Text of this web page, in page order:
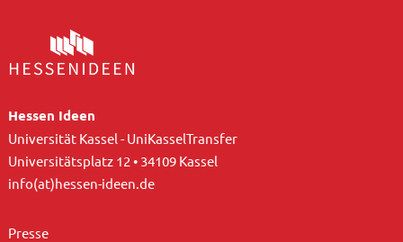
Hessen Ideen
Universität Kassel - UniKasselTransfer
Universitätsplatz 12 • 34109 Kassel
info(at)hessen-ideen.de
Presse